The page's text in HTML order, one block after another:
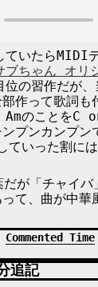
ていたらMIDI
ブちゃん オリ
の習作だが
作って歌詞
のことをC
プンカンプ
ていった割に
が「チャイバ
て、曲が中華
Commented Time
追記